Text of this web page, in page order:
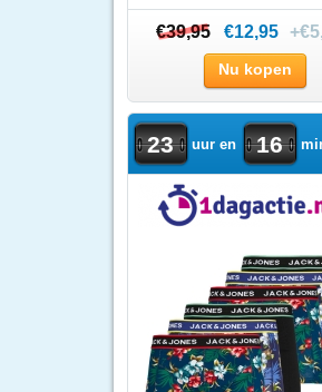
GRAT..
€39,95
€39,95 €12,95
Nu kopen
23 uur en 16